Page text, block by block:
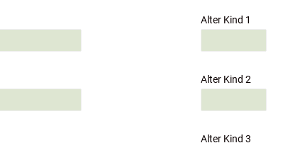
Alter Kind 1
Alter Kind 2
Alter Kind 3